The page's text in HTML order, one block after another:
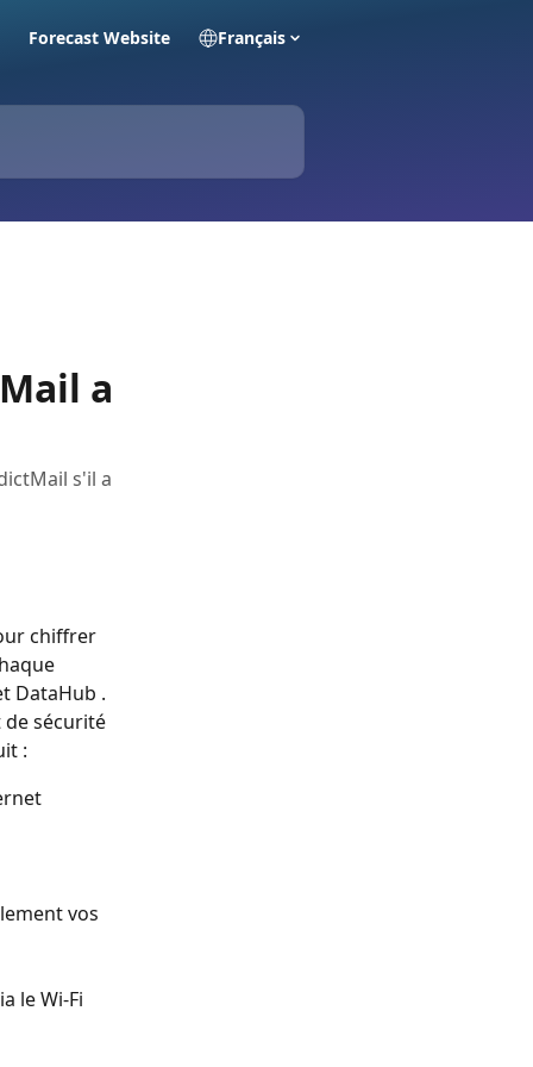
Forecast Website Français
a
s'il a
chiffrer
DataHub .
sécurité
:
vos
le Wi-Fi